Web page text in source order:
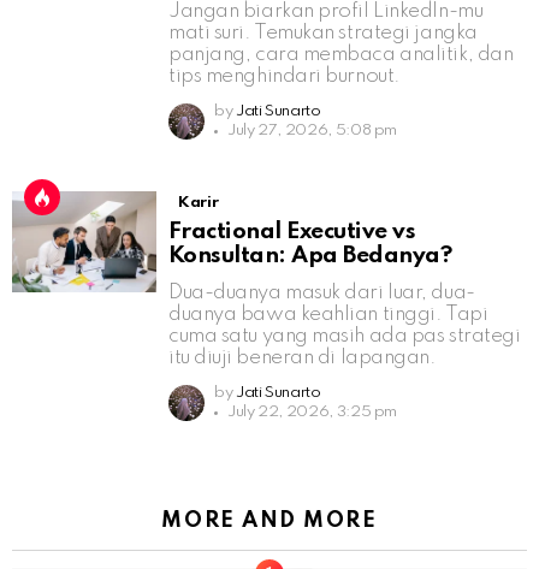
Jangan biarkan profil LinkedIn-mu
mati suri. Temukan strategi jangka
panjang, cara membaca analitik, dan
tips menghindari burnout.
by Jati Sunarto
July 27, 2026, 5:08 pm
Karir
Fractional Executive vs
Konsultan: Apa Bedanya?
Dua-duanya masuk dari luar, dua-
duanya bawa keahlian tinggi. Tapi
cuma satu yang masih ada pas strategi
itu diuji beneran di lapangan.
by Jati Sunarto
July 22, 2026, 3:25 pm
MORE AND MORE